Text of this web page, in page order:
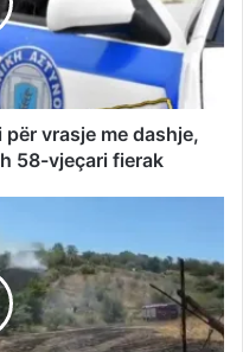
vrasje me dashje,
58-vjeçari fierak